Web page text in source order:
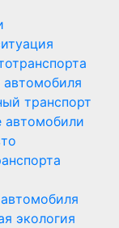
автомобиля
транспорт
автомобили
экология